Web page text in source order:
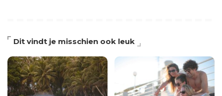
Dit vindt je misschien ook leuk